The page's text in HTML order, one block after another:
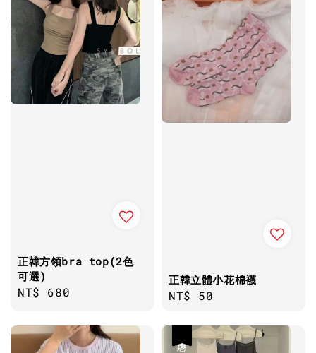
正韓方領bra top(2色
可選)
Regular
NT$ 680
正韓立體小花棉襪
Regular
NT$ 50